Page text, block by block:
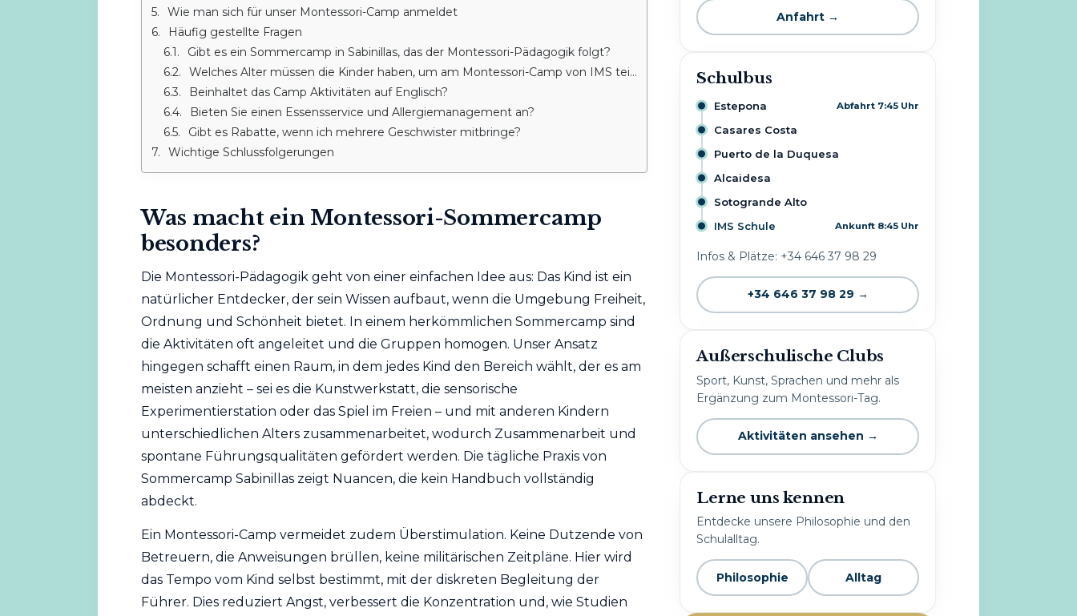
Wie man sich für unser Montessori-Camp anmeldet
Häufig gestellte Fragen
Gibt es ein Sommercamp in Sabinillas, das der Montessori-Pädagogik folgt?
Welches Alter müssen die Kinder haben, um am Montessori-Camp von IMS teilzunehmen?
Beinhaltet das Camp Aktivitäten auf Englisch?
Bieten Sie einen Essensservice und Allergiemanagement an?
Gibt es Rabatte, wenn ich mehrere Geschwister mitbringe?
Wichtige Schlussfolgerungen
Was macht ein Montessori-Sommercamp
besonders?
Die Montessori-Pädagogik geht von einer einfachen Idee aus: Das Kind ist ein
natürlicher Entdecker, der sein Wissen aufbaut, wenn die Umgebung Freiheit,
Ordnung und Schönheit bietet. In einem herkömmlichen Sommercamp sind
die Aktivitäten oft angeleitet und die Gruppen homogen. Unser Ansatz
hingegen schafft einen Raum, in dem jedes Kind den Bereich wählt, der es am
meisten anzieht – sei es die Kunstwerkstatt, die sensorische
Experimentierstation oder das Spiel im Freien – und mit anderen Kindern
unterschiedlichen Alters zusammenarbeitet, wodurch Zusammenarbeit und
spontane Führungsqualitäten gefördert werden. Die tägliche Praxis von
Sommercamp Sabinillas zeigt Nuancen, die kein Handbuch vollständig
abdeckt.
Ein Montessori-Camp vermeidet zudem Überstimulation. Keine Dutzende von
Betreuern, die Anweisungen brüllen, keine militärischen Zeitpläne. Hier wird
das Tempo vom Kind selbst bestimmt, mit der diskreten Begleitung der
Führer. Dies reduziert Angst, verbessert die Konzentration und, wie Studien
Anfahrt →
Schulbus
Estepona Abfahrt 7:45 Uhr
Casares Costa
Puerto de la Duquesa
Alcaidesa
Sotogrande Alto
IMS Schule
Ankunft 8:45 Uhr
Infos & Plätze: +34 646 37 98 29
+34 646 37 98 29 →
Außerschulische Clubs
Sport, Kunst, Sprachen und mehr als
Ergänzung zum Montessori-Tag.
Aktivitäten ansehen →
Lerne uns kennen
Entdecke unsere Philosophie und den
Schulalltag.
Philosophie Alltag